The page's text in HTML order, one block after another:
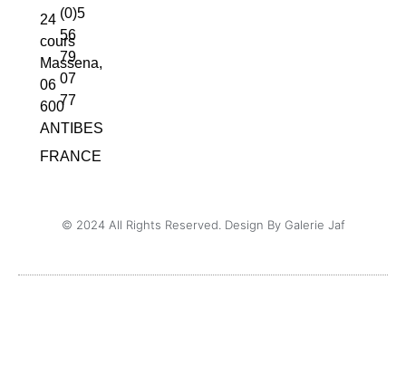
24
cours
Massena,
06
600
ANTIBES
FRANCE
(0)5
56
79
07
77
© 2024 All Rights Reserved. Design By Galerie Jaf